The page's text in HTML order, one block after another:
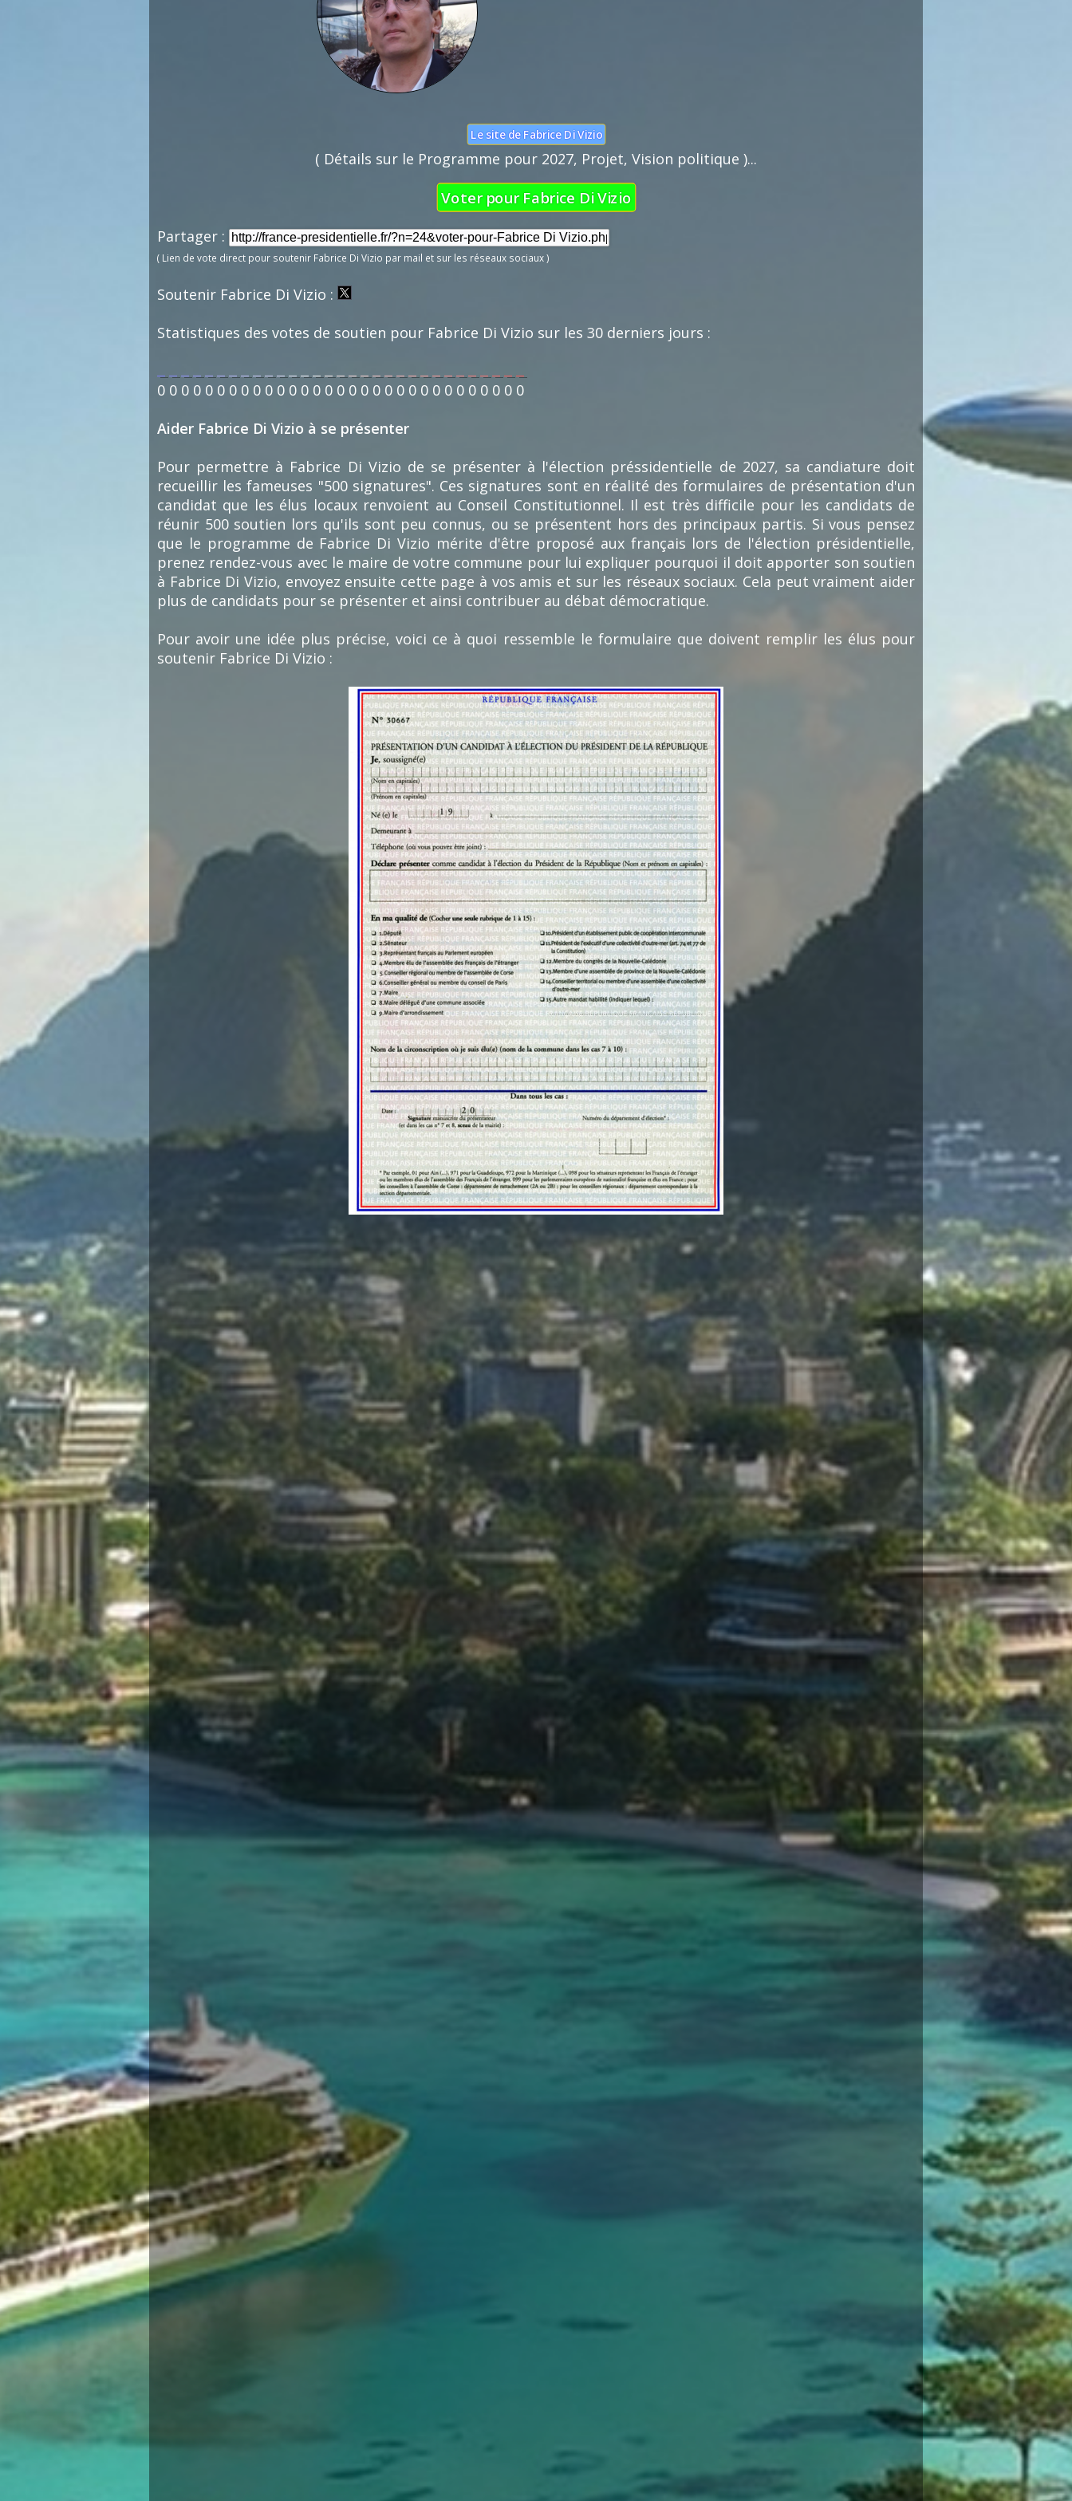
Le site de Fabrice Di Vizio
( Détails sur le Programme pour 2027, Projet, Vision politique )...
Voter pour Fabrice Di Vizio
Partager :
( Lien de vote direct pour soutenir Fabrice Di Vizio par mail et sur les réseaux sociaux )
Soutenir Fabrice Di Vizio :
Statistiques des votes de soutien pour Fabrice Di Vizio sur les 30 derniers jours :
0 0 0 0 0 0 0 0 0 0 0 0 0 0 0 0 0 0 0 0 0 0 0 0 0 0 0 0 0 0 0
Aider Fabrice Di Vizio à se présenter
Pour permettre à Fabrice Di Vizio de se présenter à l'élection préssidentielle de 2027, sa candiature doit
recueillir les fameuses "500 signatures". Ces signatures sont en réalité des formulaires de présentation d'un
candidat que les élus locaux renvoient au Conseil Constitutionnel. Il est très difficile pour les candidats de
réunir 500 soutien lors qu'ils sont peu connus, ou se présentent hors des principaux partis. Si vous pensez
que le programme de Fabrice Di Vizio mérite d'être proposé aux français lors de l'élection présidentielle,
prenez rendez-vous avec le maire de votre commune pour lui expliquer pourquoi il doit apporter son soutien
à Fabrice Di Vizio, envoyez ensuite cette page à vos amis et sur les réseaux sociaux. Cela peut vraiment aider
plus de candidats pour se présenter et ainsi contribuer au débat démocratique.
Pour avoir une idée plus précise, voici ce à quoi ressemble le formulaire que doivent remplir les élus pour
soutenir Fabrice Di Vizio :